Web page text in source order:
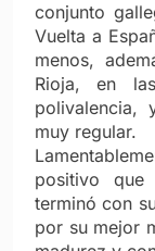
conjunto
Vuelta a
menos,
Rioja, en
polivalencia,
muy regular.
positivo que
terminó con
por su mejor